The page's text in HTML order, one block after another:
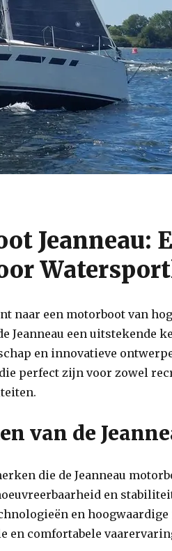
Jeanneau:
naar een motorboot van
Jeanneau een uitstekende
en innovatieve
perfect zijn voor zowel
van de
die de Jeanneau
en
en
en comfortabele